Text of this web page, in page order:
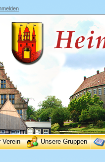
Verein Unsere Gruppen